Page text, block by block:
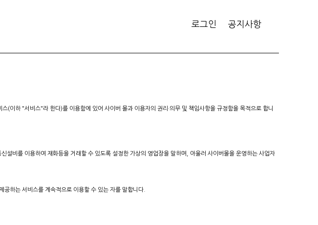
로그인 공지사항
이하 "서비스"라 한다)를 이용함에 있어 사이버 몰과 이용자의 권리·의무 및 책임사항을 규정함을 목적으로 합니
비를 이용하여 재화등을 거래할 수 있도록 설정한 가상의 영업장을 말하며, 아울러 사이버몰을 운영하는 사업자
하는 서비스를 계속적으로 이용할 수 있는 자를 말합니다.